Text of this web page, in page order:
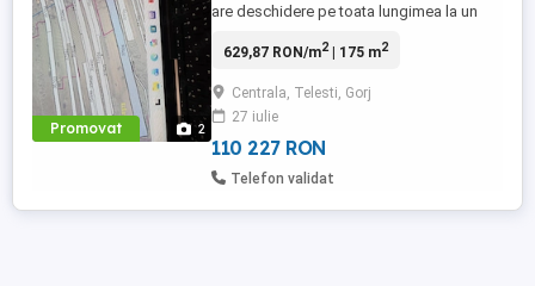
Promovat 2
are deschidere pe toata lungimea la un
37926
629,87 RON/m2| 175 m2
Centrala, Telesti, Gorj
27 iulie
110 227 RON
Telefon validat